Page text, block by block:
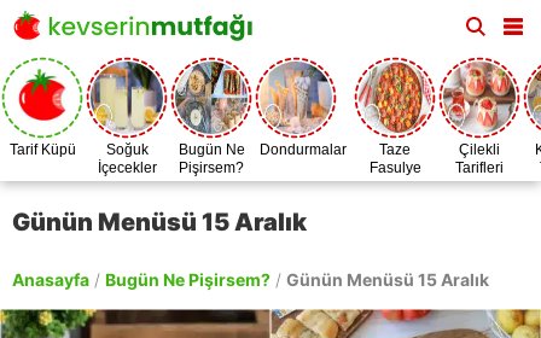
Tarif Küpü
Soğuk
İçecekler
Bugün Ne
Pişirsem?
Dondurmalar
Taze
Fasulye
Zamanı
Çilekli
Tarifleri
Günün Menüsü 15 Aralık
Anasayfa / Bugün Ne Pişirsem? / Günün Menüsü 15 Aralık